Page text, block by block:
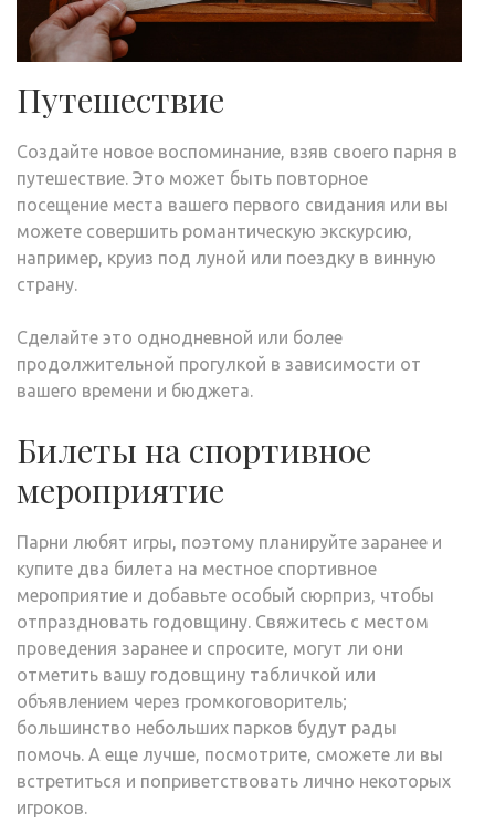
Путешествие
Создайте новое воспоминание, взяв своего парня в
путешествие. Это может быть повторное
посещение места вашего первого свидания или вы
можете совершить романтическую экскурсию,
например, круиз под луной или поездку в винную
страну.
Сделайте это однодневной или более
продолжительной прогулкой в ​​зависимости от
вашего времени и бюджета.
Билеты на спортивное
мероприятие
Парни любят игры, поэтому планируйте заранее и
купите два билета на местное спортивное
мероприятие и добавьте особый сюрприз, чтобы
отпраздновать годовщину. Свяжитесь с местом
проведения заранее и спросите, могут ли они
отметить вашу годовщину табличкой или
объявлением через громкоговоритель;
большинство небольших парков будут рады
помочь. А еще лучше, посмотрите, сможете ли вы
встретиться и поприветствовать лично некоторых
игроков.